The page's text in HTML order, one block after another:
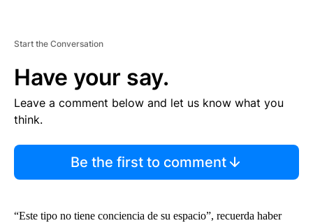
Start the Conversation
Have your say.
Leave a comment below and let us know what you
think.
Be the first to comment
“Este tipo no tiene conciencia de su espacio”, recuerda haber